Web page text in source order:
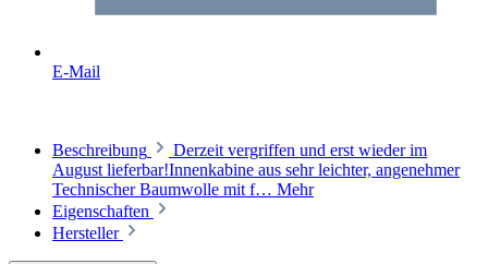
E-Mail
Beschreibung
Derzeit vergriffen und erst wieder im
August lieferbar!Innenkabine aus sehr leichter, angenehmer
Technischer Baumwolle mit f… Mehr
Eigenschaften
Hersteller